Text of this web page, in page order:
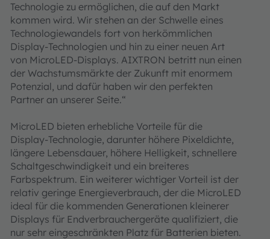
Technologie zu ermöglichen, die auf den Markt
kommen wird. Wir stehen an der Schwelle eines
Technologiewandels fort von herkömmlichen
Display-Technologien und hin zu einer neuen Art
von MicroLED-Displays. AIXTRON betritt nun einen
der Wachstumsmärkte der Zukunft mit enormem
Potenzial, und dafür haben wir den perfekten
Partner an unserer Seite.“
MicroLED bieten erhebliche Vorteile für die
Display-Technologie, darunter höhere Pixeldichte,
längere Lebensdauer, höhere Helligkeit, schnellere
Schaltgeschwindigkeit und ein breiteres
Farbspektrum. Ein weiterer wichtiger Vorteil ist der
relativ geringe Energieverbrauch, der die MicroLED
ideal für die kommenden Generationen kleinerer
Displays für Endverbrauchergeräte qualifiziert, die
nur sehr eingeschränkten Platz für Batterien bieten.